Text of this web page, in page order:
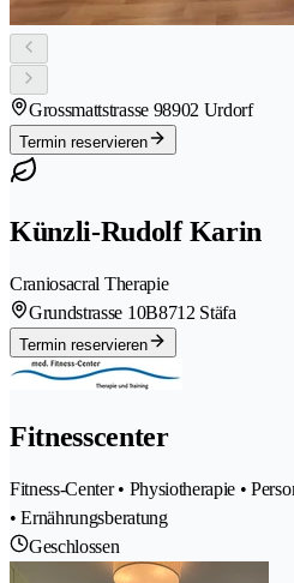
Grossmattstrasse 98902 Urdorf
Termin reservieren
Künzli-Rudolf Karin
Craniosacral Therapie
Grundstrasse 10B8712 Stäfa
Termin reservieren
Fitnesscenter
Fitness-Center • Physiotherapie •
• Ernährungsberatung
Geschlossen